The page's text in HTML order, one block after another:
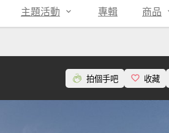
主題活動 專輯 商品
拍個手吧 收藏